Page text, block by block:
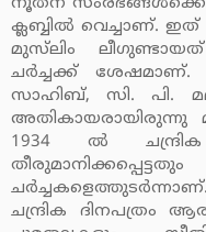
നൂതന
ക്ലബ്ബില്‍ വെച്ചാണ്.
മുസ്‌ലിം
ചര്‍ച്ചക്ക് ശേഷമാണ്.
സാഹിബ്, സി. പി.
അതികായരായിരുന്നു
1934 ല്‍
ചര്‍ച്ചകളെത്തുടര്‍ന്നാണ്.
ചന്ദ്രിക ദിനപത്രം